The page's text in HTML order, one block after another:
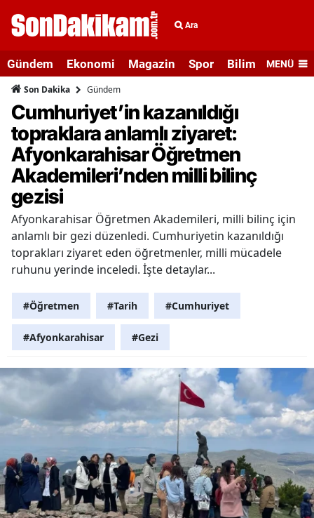
Ara
Gündem Ekonomi Magazin Spor Bilim veMENÜ
Son Dakika Gündem
Cumhuriyet’in kazanıldığı
topraklara anlamlı ziyaret:
Afyonkarahisar Öğretmen
Akademileri’nden milli bilinç
gezisi
Afyonkarahisar Öğretmen Akademileri, milli bilinç için
anlamlı bir gezi düzenledi. Cumhuriyetin kazanıldığı
toprakları ziyaret eden öğretmenler, milli mücadele
ruhunu yerinde inceledi. İşte detaylar...
#Öğretmen #Tarih #Cumhuriyet
#Afyonkarahisar #Gezi